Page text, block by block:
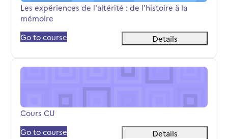
Όνομα μαθήματος
Les expériences de l'altérité : de l'histoire à la
mémoire
Go to course
Details
Cours CU
Όνομα μαθήματος
Cours CU
Go to course
Details